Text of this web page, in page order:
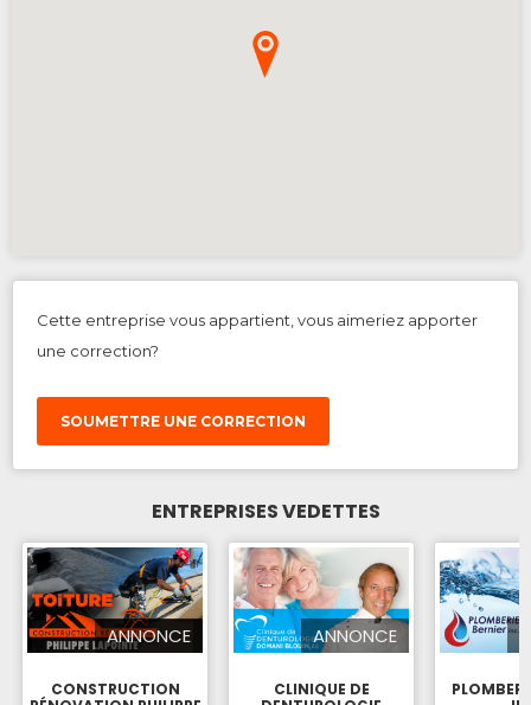
Cette entreprise vous appartient, vous aimeriez apporter
une correction?
SOUMETTRE UNE CORRECTION
ENTREPRISES VEDETTES
ANNONCE
CONSTRUCTION
ANNONCE
CLINIQUE DE